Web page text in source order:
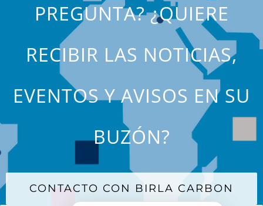
PREGUNTA? ¿QUIERE
RECIBIR LAS NOTICIAS,
EVENTOS Y AVISOS EN SU
BUZÓN?
CONTACTO CON BIRLA CARBON